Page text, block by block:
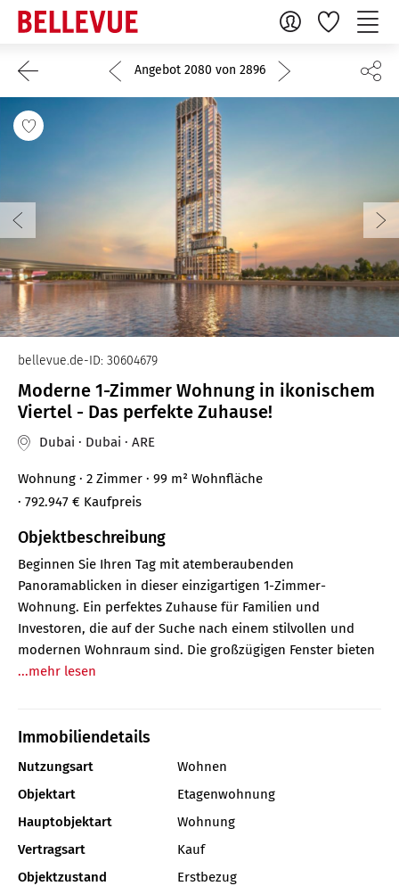
Angebot 2080 von 2896
bellevue.de-ID: 30604679
Moderne 1-Zimmer Wohnung in ikonischem
Viertel - Das perfekte Zuhause!
Dubai · Dubai · ARE
Wohnung · 2 Zimmer · 99 m² Wohnfläche
· 792.947 € Kaufpreis
Objektbeschreibung
Beginnen Sie Ihren Tag mit atemberaubenden
Panoramablicken in dieser einzigartigen 1-Zimmer-
Wohnung. Ein perfektes Zuhause für Familien und
Investoren, die auf der Suche nach einem stilvollen und
modernen Wohnraum sind. Die großzügigen Fenster bieten
...mehr lesen
Immobiliendetails
Nutzungsart
Wohnen
Objektart
Etagenwohnung
Hauptobjektart
Wohnung
Vertragsart
Kauf
Objektzustand
Erstbezug